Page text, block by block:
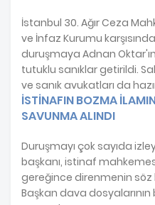
İstanbul 30. Ağır Ceza
ve İnfaz Kurumu
duruşmaya Adnan
tutuklu sanıklar getirildi.
ve sanık avukatları da
İSTİNAFIN BOZMA
SAVUNMA ALINDI
Duruşmayı çok sayıda
başkanı, istinaf
gereğince direnmenin söz
Başkan dava dosyalarının